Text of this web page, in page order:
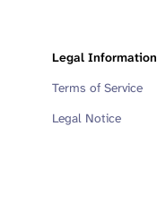
Legal Information
Terms of Service
Legal Notice